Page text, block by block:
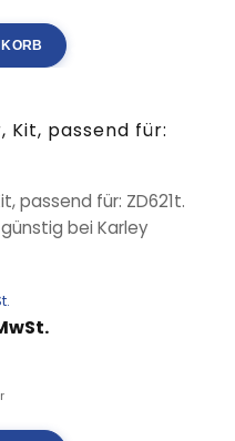
Kit, passend für:
passend für: ZD621t.
bei Karley